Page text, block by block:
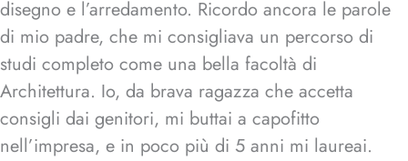
disegno e l’arredamento. Ricordo ancora le parole
di mio padre, che mi consigliava un percorso di
studi completo come una bella facoltà di
Architettura. Io, da brava ragazza che accetta
consigli dai genitori, mi buttai a capofitto
nell’impresa, e in poco più di 5 anni mi laureai.